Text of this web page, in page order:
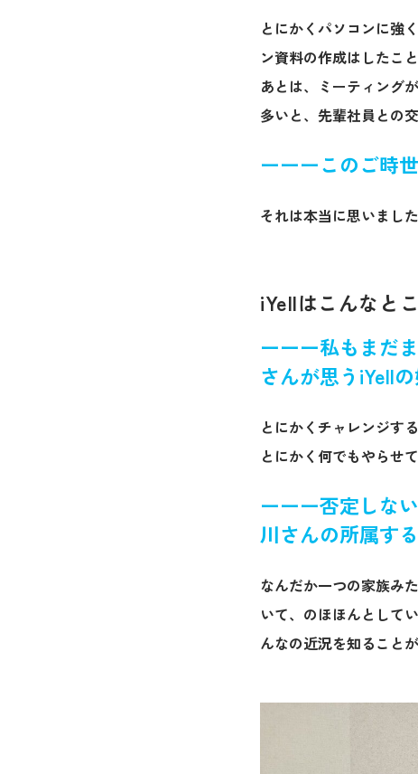
とにかくパソコンに強
ン資料の作成はしたこ
あとは、ミーティング
多いと、先輩社員との
ーーーこのご時
それは本当に思いまし
iYellはこんなと
ーーー私もまだ
さんが思うiYell
とにかくチャレンジす
とにかく何でもやらせ
ーーー否定しな
川さんの所属す
なんだか一つの家族み
いて、のほほんとして
んなの近況を知ること